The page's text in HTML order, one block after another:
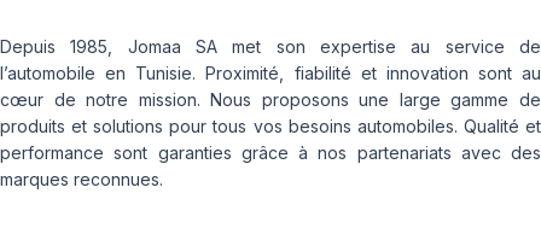
Depuis 1985, Jomaa SA met son expertise au service de
l’automobile en Tunisie. Proximité, fiabilité et innovation sont au
cœur de notre mission. Nous proposons une large gamme de
produits et solutions pour tous vos besoins automobiles. Qualité et
performance sont garanties grâce à nos partenariats avec des
marques reconnues.